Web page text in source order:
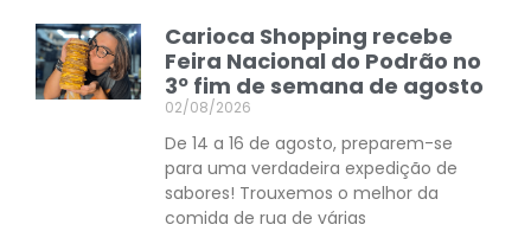
Carioca Shopping recebe
Feira Nacional do Podrão no
3º fim de semana de agosto
02/08/2026
De 14 a 16 de agosto, preparem-se
para uma verdadeira expedição de
sabores! Trouxemos o melhor da
comida de rua de várias